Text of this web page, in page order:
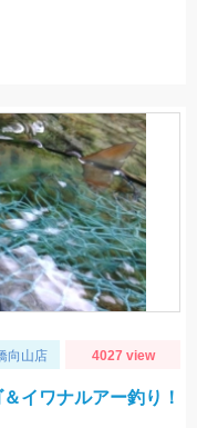
向山店 4027 view
イワナルアー釣り！